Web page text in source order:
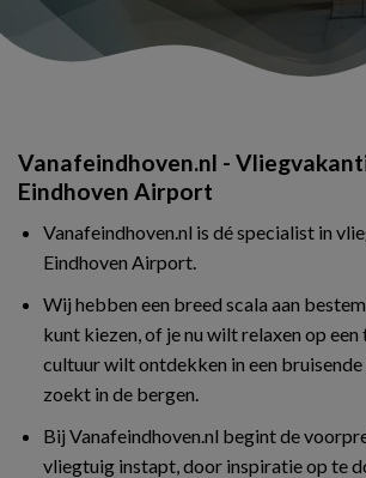
Vanafeindhoven.nl -
Eindhoven Airport
Vanafeindhoven.nl is dé specialist in
Eindhoven Airport.
Wij hebben een breed scala aan
kunt kiezen, of je nu wilt relaxen op
cultuur wilt ontdekken in een
zoekt in de bergen.
Bij Vanafeindhoven.nl begint de
vliegtuig instapt, door inspiratie op te